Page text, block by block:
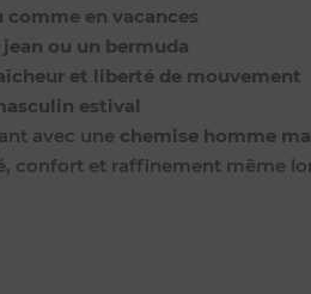
en vacances
ou un bermuda
et liberté de mouvement
estival
avec une chemise homme
confort et raffinement même